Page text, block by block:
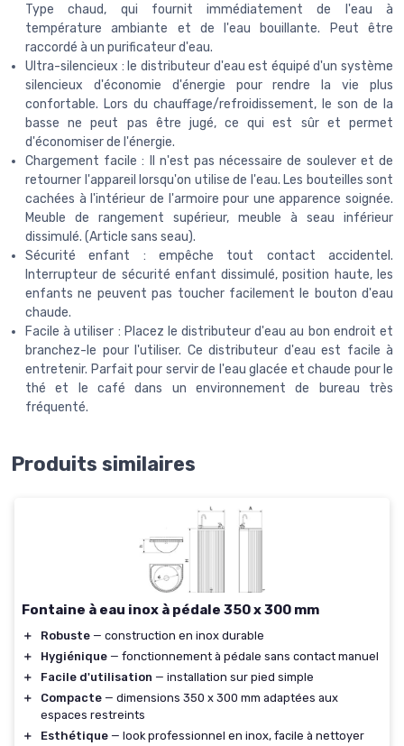
Type chaud, qui fournit immédiatement de l'eau à
température ambiante et de l'eau bouillante. Peut être
raccordé à un purificateur d'eau.
Ultra-silencieux : le distributeur d'eau est équipé d'un système
silencieux d'économie d'énergie pour rendre la vie plus
confortable. Lors du chauffage/refroidissement, le son de la
basse ne peut pas être jugé, ce qui est sûr et permet
d'économiser de l'énergie.
Chargement facile : Il n'est pas nécessaire de soulever et de
retourner l'appareil lorsqu'on utilise de l'eau. Les bouteilles sont
cachées à l'intérieur de l'armoire pour une apparence soignée.
Meuble de rangement supérieur, meuble à seau inférieur
dissimulé. (Article sans seau).
Sécurité enfant : empêche tout contact accidentel.
Interrupteur de sécurité enfant dissimulé, position haute, les
enfants ne peuvent pas toucher facilement le bouton d'eau
chaude.
Facile à utiliser : Placez le distributeur d'eau au bon endroit et
branchez-le pour l'utiliser. Ce distributeur d'eau est facile à
entretenir. Parfait pour servir de l'eau glacée et chaude pour le
thé et le café dans un environnement de bureau très
fréquenté.
Produits similaires
Fontaine à eau inox à pédale 350 x 300 mm
＋ Robuste — construction en inox durable
＋
Hygiénique — fonctionnement à pédale sans contact manuel
＋
Facile d'utilisation — installation sur pied simple
＋
Compacte — dimensions 350 x 300 mm adaptées aux
espaces restreints
＋
Esthétique — look professionnel en inox, facile à nettoyer